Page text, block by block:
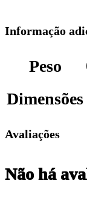
Informação
Peso
Dimensões
Avaliações
Não há